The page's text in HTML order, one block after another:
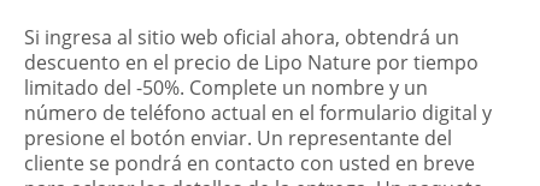
Si ingresa al sitio web oficial ahora, obtendrá un
descuento en el precio de Lipo Nature por tiempo
limitado del -50%. Complete un nombre y un
número de teléfono actual en el formulario digital y
presione el botón enviar. Un representante del
cliente se pondrá en contacto con usted en breve